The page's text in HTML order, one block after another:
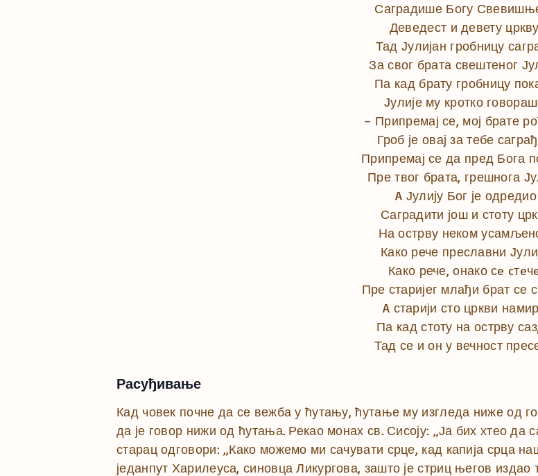
Саградише Богу
Деведест и девету
Тад Јулијан гробницу
За свог брата свештеног
Па кад брату гробницу
Јулије му кротко
– Припремај се, мој брате
Гроб је овај за тебе
Припремај се да пред Бога
Пре твог брата, грешнога
A Јулију Бог је одредио
Саградити још и стоту
На острву неком
Како рече преславни
Како рече, онако сe
Пре старијег млађи брат се
A старији сто цркви
Па кад стоту на острву
Тад се и он у вечност
Расуђивање
Кад човек почне да се вежба у ћутању, ћутање му изгледа ниже од
да је говор нижи од ћутања. Рекао монах св. Сисоју: „Ја бих хтео да
старац одговори: „Како можемо ми сачувати срце, кад капија срца
једанпут Харилеуса, синовца Ликургова, зашто је стриц његов